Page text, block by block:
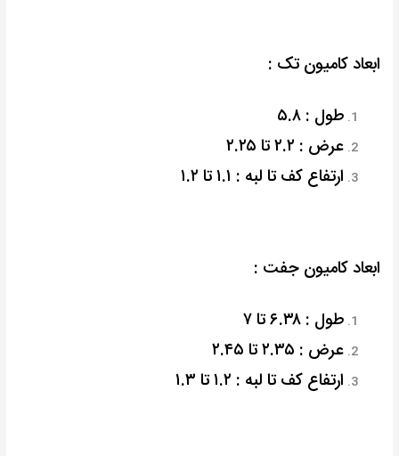
ابعاد کامیون تک :
طول : ۵.۸
عرض : ۲.۲ تا ۲.۲۵
ارتفاع کف تا لبه : ۱.۱ تا ۱.۲
ابعاد کامیون جفت :
طول : ۶.۳۸ تا ۷
عرض : ۲.۳۵ تا ۲.۴۵
ارتفاع کف تا لبه : ۱.۲ تا ۱.۳